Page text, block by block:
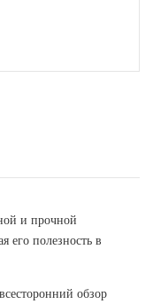
и прочной
его полезность в
обзор